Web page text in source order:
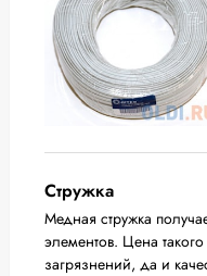
Стружка
Медная стружка
элементов. Цена
загрязнений, да и